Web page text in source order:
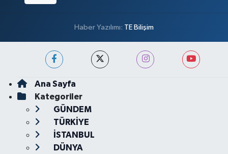
Haber Yazılımı: TE Bilişim
Ana Sayfa
Kategoriler
GÜNDEM
TÜRKİYE
İSTANBUL
DÜNYA